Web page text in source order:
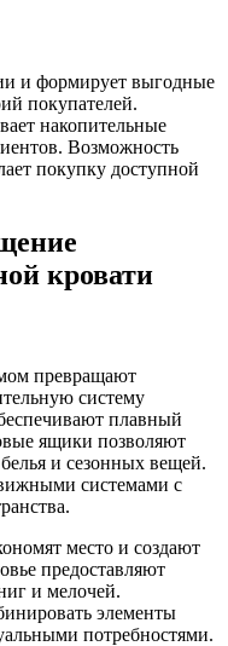
и формирует выгодные
покупателей.
накопительные
Возможность
покупку доступной
кровати
превращают
систему
плавный
ящики позволяют
и сезонных вещей.
системами с
место и создают
предоставляют
и мелочей.
элементы
потребностями.